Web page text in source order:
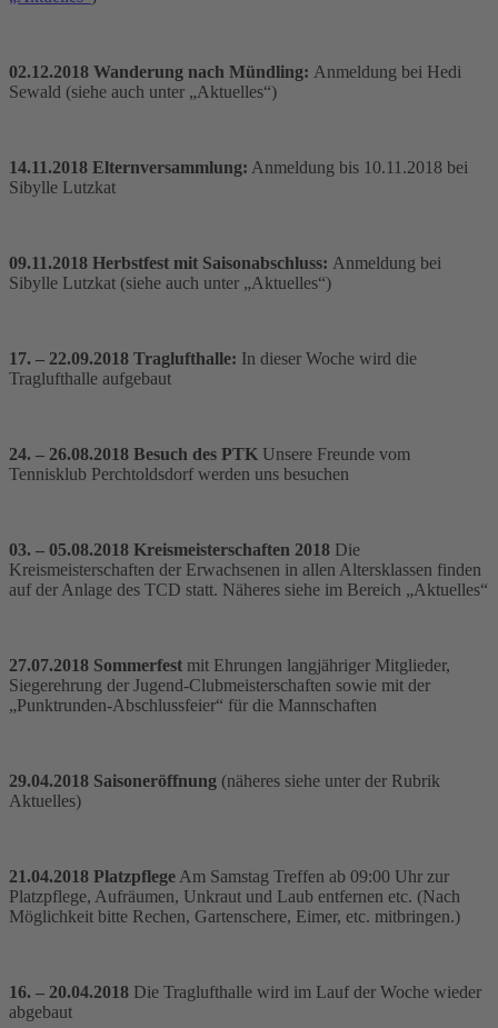
02.12.2018 Wanderung nach Mündling: Anmeldung bei Hedi
Sewald (siehe auch unter „Aktuelles“)
14.11.2018 Elternversammlung: Anmeldung bis 10.11.2018 bei
Sibylle Lutzkat
09.11.2018 Herbstfest mit Saisonabschluss: Anmeldung bei
Sibylle Lutzkat (siehe auch unter „Aktuelles“)
17. – 22.09.2018 Traglufthalle: In dieser Woche wird die
Traglufthalle aufgebaut
24. – 26.08.2018 Besuch des PTK Unsere Freunde vom
Tennisklub Perchtoldsdorf werden uns besuchen
03. – 05.08.2018 Kreismeisterschaften 2018 Die
Kreismeisterschaften der Erwachsenen in allen Altersklassen finden
auf der Anlage des TCD statt. Näheres siehe im Bereich „Aktuelles“
27.07.2018 Sommerfest mit Ehrungen langjähriger Mitglieder,
Siegerehrung der Jugend-Clubmeisterschaften sowie mit der
„Punktrunden-Abschlussfeier“ für die Mannschaften
29.04.2018 Saisoneröffnung (näheres siehe unter der Rubrik
Aktuelles)
21.04.2018 Platzpflege Am Samstag Treffen ab 09:00 Uhr zur
Platzpflege, Aufräumen, Unkraut und Laub entfernen etc. (Nach
Möglichkeit bitte Rechen, Gartenschere, Eimer, etc. mitbringen.)
16. – 20.04.2018 Die Traglufthalle wird im Lauf der Woche wieder
abgebaut